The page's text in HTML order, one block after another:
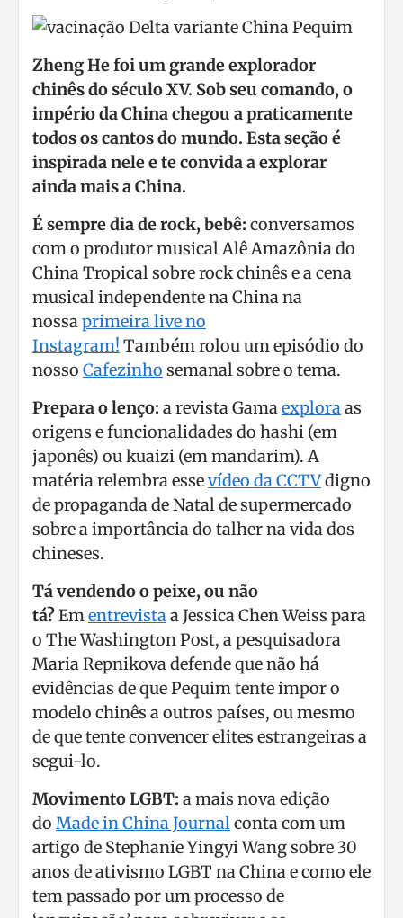
Zheng He foi um grande explorador
chinês do século XV. Sob seu comando, o
império da China chegou a praticamente
todos os cantos do mundo. Esta seção é
inspirada nele e te convida a explorar
ainda mais a China.
É sempre dia de rock, bebê: conversamos
com o produtor musical Alê Amazônia do
China Tropical sobre rock chinês e a cena
musical independente na China na
nossaprimeira live no
Instagram! Também rolou um episódio do
nosso Cafezinho semanal sobre o tema.
Prepara o lenço: a revista Gamaexploraas
origens e funcionalidades do hashi (em
japonês) ou kuaizi (em mandarim). A
matéria relembra essevídeo da CCTVdigno
de propaganda de Natal de supermercado
sobre a importância do talher na vida dos
chineses.
Tá vendendo o peixe, ou não
tá?Ementrevistaa Jessica Chen Weiss para
o The Washington Post, a pesquisadora
Maria Repnikova defende que não há
evidências de que Pequim tente impor o
modelo chinês a outros países, ou mesmo
de que tente convencer elites estrangeiras a
segui-lo.
Movimento LGBT: a mais nova edição
do Made in China Journalconta com um
artigo de Stephanie Yingyi Wang sobre 30
anos de ativismo LGBT na China e como ele
tem passado por um processo de